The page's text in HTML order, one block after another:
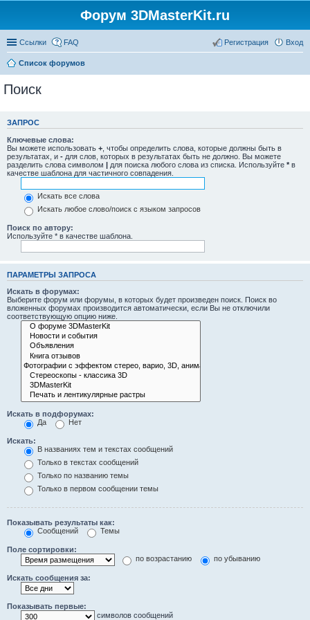
Форум 3DMasterKit.ru
Ссылки FAQ Вход
Регистрация
Список форумов
Поиск
ЗАПРОС
Ключевые слова:
Вы можете использовать + , чтобы определить слова, которые должны быть в
результатах, и - для слов, которых в результатах быть не должно. Вы можете
разделить слова символом | для поиска любого слова из списка. Используйте * в
качестве шаблона для частичного совпадения.
Искать все слова
Искать любое слово/поиск с языком запросов
Поиск по автору:
Используйте * в качестве шаблона.
ПАРАМЕТРЫ ЗАПРОСА
Искать в форумах:
Выберите форум или форумы, в которых будет произведен поиск. Поиск во
вложенных форумах производится автоматически, если Вы не отключили
соответствующую опцию ниже.
Искать в подфорумах:
Да
Нет
Искать:
В названиях тем и текстах сообщений
Только в текстах сообщений
Только по названию темы
Только в первом сообщении темы
Показывать результаты как:
Сообщений
Темы
Поле сортировки:
по возрастанию
по убыванию
Искать сообщения за:
Показывать первые:
символов сообщений